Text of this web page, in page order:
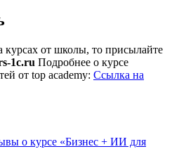
курсах от школы, то присылайте
1c.ru Подробнее о курсе
от top academy: Ссылка на
о курсе «Бизнес + ИИ для